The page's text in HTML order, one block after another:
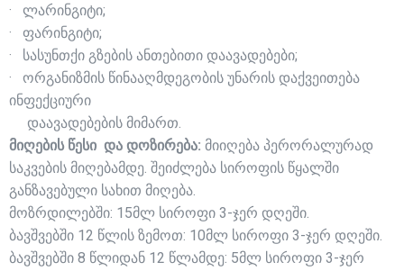
· ლარინგიტი;
· ფარინგიტი;
· სასუნთქი გზების ანთებითი დაავადებები;
· ორგანიზმის წინააღმდეგობის უნარის დაქვეითება
ინფექციური
დაავადებების მიმართ.
მიღების წესი და დოზირება: მიიღება პერორალურად
საკვების მიღებამდე. შეიძლება სიროფის წყალში
განზავებული სახით მიღება.
მოზრდილებში: 15მლ სიროფი 3-ჯერ დღეში.
ბავშვებში 12 წლის ზემოთ: 10მლ სიროფი 3-ჯერ დღეში.
ბავშვებში 8 წლიდან 12 წლამდე: 5მლ სიროფი 3-ჯერ